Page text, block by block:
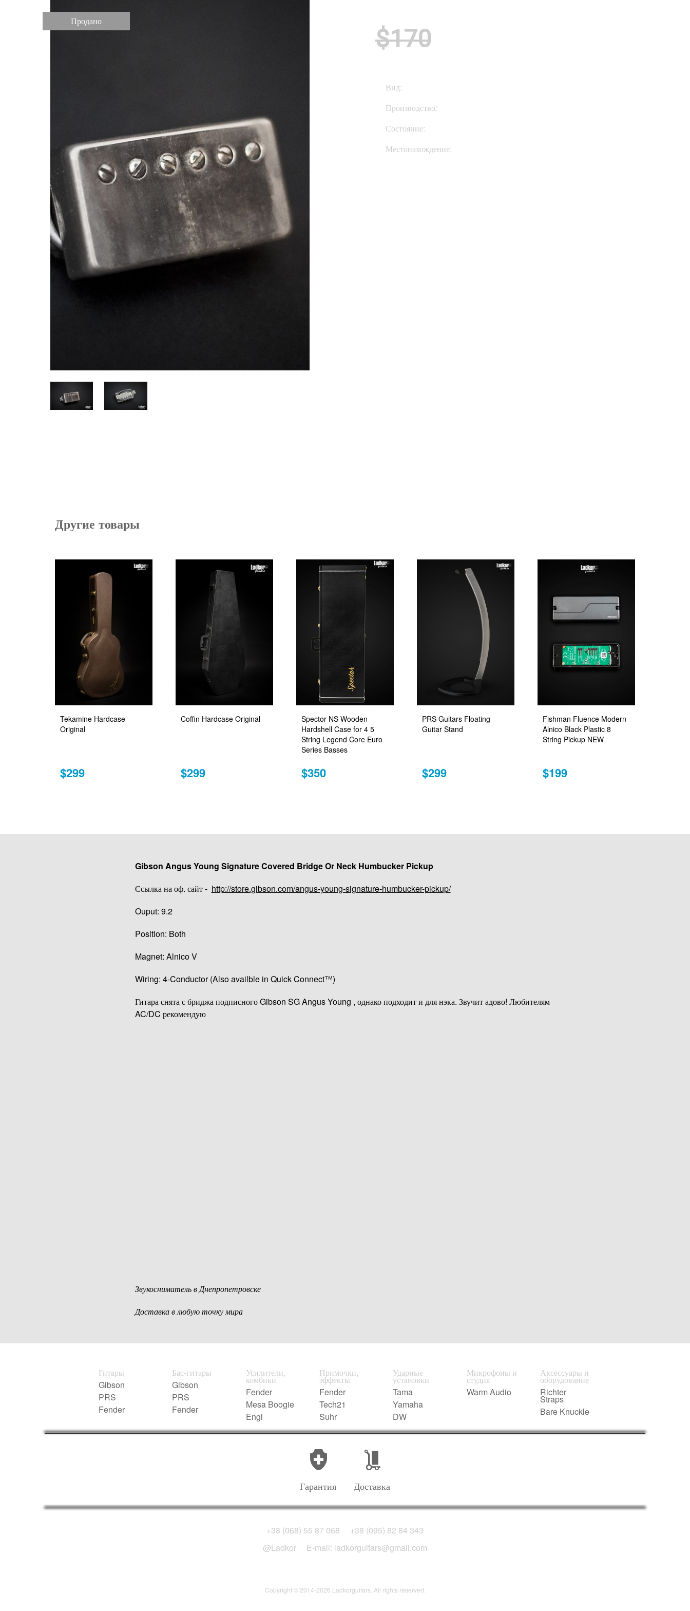
Продано
$170
Вид:
Производство:
Состояние:
Местонахождение:
Другие товары
Tekamine Hardcase
Original
$299
Coffin Hardcase Original
$299
Spector NS Wooden
Hardshell Case for 4 5
String Legend Core Euro
Series Basses
$350
PRS Guitars Floating
Guitar Stand
$299
Fishman Fluence Modern
Alnico Black Plastic 8
String Pickup NEW
$199
Gibson Angus Young Signature Covered Bridge Or Neck Humbucker Pickup
Ссылка на оф. сайт - http://store.gibson.com/angus-young-signature-humbucker-pickup/
Ouput: 9.2
Position: Both
Magnet: Alnico V
Wiring: 4-Conductor (Also availble in Quick Connect™)
Гитара снята с бриджа подписного Gibson SG Angus Young , однако подходит и для нэка. Звучит адово! Любителям
AC/DC рекомендую
Звукосниматель в Днепропетровске
Доставка в любую точку мира
Гитары
Gibson
PRS
Fender
Бас-гитары
Gibson
PRS
Fender
Усилители,
комбики
Fender
Mesa Boogie
Engl
Примочки,
эффекты
Fender
Tech21
Suhr
Ударные
установки
Tama
Yamaha
DW
Микрофоны и
студия
Warm Audio
Аксессуары и
оборудование
Richter
Straps
Bare Knuckle
Гарантия Доставка
+38 (068) 55 87 068
+38 (095) 82 84 343
@Ladkor
E-mail: ladkorguitars@gmail.com
Copyright © 2014-2026 Ladkorguitars. All rights reserved.